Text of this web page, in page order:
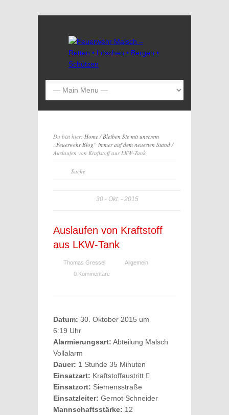
Du bist hier: Home/Bleiben Sie mit unserem
„Feuerwehr Blog“ immer auf dem neuesten Stand/
Auslaufen von Kraftstoff aus LKW-Tank
30 Okt. 2015
Auslaufen von Kraftstoff
aus LKW-Tank
Thomas Gressel
Allgemein
0 Kommentare
Datum: 30. Oktober 2015 um
6:19 Uhr
Alarmierungsart: Abteilung Malsch
Vollalarm
Dauer: 1 Stunde 35 Minuten
Einsatzart: Kraftstoffaustritt
Einsatzort: Siemensstraße
Einsatzleiter: Gernot Schneider
Mannschaftsstärke: 12